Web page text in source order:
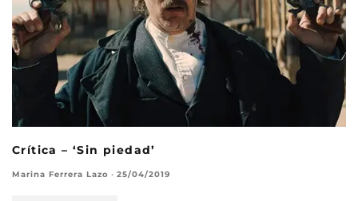
Crítica – ‘Sin piedad’
Marina Ferrera Lazo · 25/04/2019